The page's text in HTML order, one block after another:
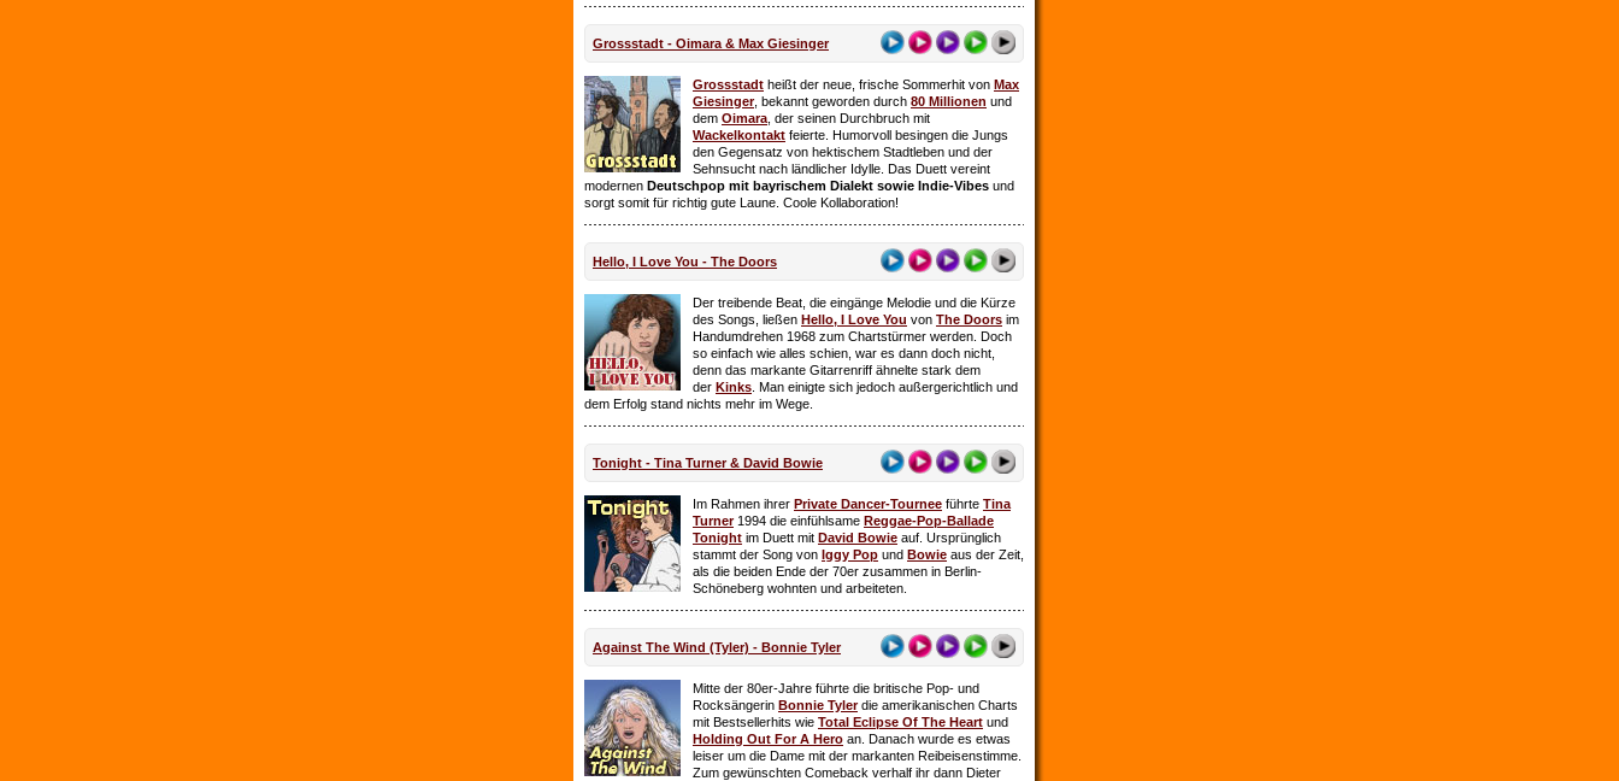
Grossstadt - Oimara & Max Giesinger
Grossstadt heißt der neue, frische Sommerhit von Max
Giesinger, bekannt geworden durch 80 Millionen und
dem Oimara , der seinen Durchbruch mit
Wackelkontakt feierte. Humorvoll besingen die Jungs
den Gegensatz von hektischem Stadtleben und der
Sehnsucht nach ländlicher Idylle. Das Duett vereint
modernen Deutschpop mit bayrischem Dialekt sowie Indie-Vibes und
sorgt somit für richtig gute Laune. Coole Kollaboration!
Hello, I Love You - The Doors
Der treibende Beat, die eingänge Melodie und die Kürze
des Songs, ließen Hello, I Love You von The Doors im
Handumdrehen 1968 zum Chartstürmer werden. Doch
so einfach wie alles schien, war es dann doch nicht,
denn das markante Gitarrenriff ähnelte stark dem
der Kinks . Man einigte sich jedoch außergerichtlich und
dem Erfolg stand nichts mehr im Wege.
Tonight - Tina Turner & David Bowie
Im Rahmen ihrer Private Dancer-Tournee führte Tina
Turner 1994 die einfühlsame Reggae-Pop-Ballade
Tonight im Duett mit David Bowie auf. Ursprünglich
stammt der Song von Iggy Pop und Bowie aus der Zeit,
als die beiden Ende der 70er zusammen in Berlin-
Schöneberg wohnten und arbeiteten.
Against The Wind (Tyler) - Bonnie Tyler
Mitte der 80er-Jahre führte die britische Pop- und
Rocksängerin Bonnie Tylerdie amerikanischen Charts
mit Bestsellerhits wie Total Eclipse Of The Heart und
Holding Out For A Hero an. Danach wurde es etwas
leiser um die Dame mit der markanten Reibeisenstimme.
Zum gewünschten Comeback verhalf ihr dann Dieter